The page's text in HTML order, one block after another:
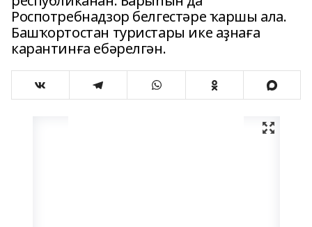
Роспотребнадзор белгестәре ҡаршы ала.
Башҡортостан туристары ике аҙнаға
карантинға ебәрелгән.